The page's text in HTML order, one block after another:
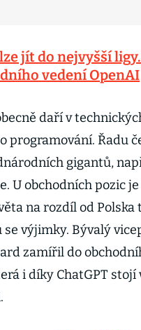
jít do nejvyšší
vedení OpenAI
daří v
programování. Řadu
gigantů,
U obchodních pozic
na rozdíl od
se výjimky. Bývalý
zamířil do
i díky ChatGPT